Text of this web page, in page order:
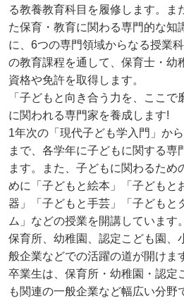
る教養教育科目を履修します。ま
た保育・教育に関わる専門的な知
に、6つの専門領域からなる授業
の教育課程を通して、保育士・幼
資格や免許を取得します。
「子どもと向き合う力を、ここ
に関われる専門家を養成します!
1年次の「現代子ども学入門」か
まで、各学年に子どもに関する専
ます。また、子どもに関わるため
めに「子どもと絵本」「子どもと
器」「子どもと手芸」「子どもと
ム」などの授業を開講しています。
保育所、幼稚園、認定こども園、
般企業などでの活躍の道が開けま
卒業生は、保育所・幼稚園・認定
も関連の一般企業など幅広い分野